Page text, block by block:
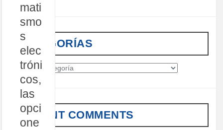
mati
smo
s
elec
tróni
cos,
las
opci
one
CATEGORÍAS
C
RECENT COMMENTS